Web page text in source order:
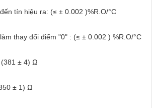
tín hiệu ra: (≤ ± 0.002 )%R.O/°C
thay đổi điểm "0" : (≤ ± 0.002 ) %R.O/°C
± 4) Ω
± 1) Ω